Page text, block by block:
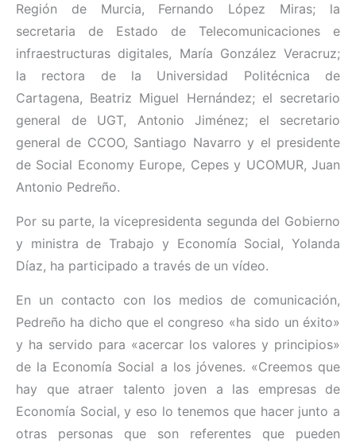
Región de Murcia, Fernando López Miras; la
secretaria de Estado de Telecomunicaciones e
infraestructuras digitales, María González Veracruz;
la rectora de la Universidad Politécnica de
Cartagena, Beatriz Miguel Hernández; el secretario
general de UGT, Antonio Jiménez; el secretario
general de CCOO, Santiago Navarro y el presidente
de Social Economy Europe, Cepes y UCOMUR, Juan
Antonio Pedreño.
Por su parte, la vicepresidenta segunda del Gobierno
y ministra de Trabajo y Economía Social, Yolanda
Díaz, ha participado a través de un vídeo.
En un contacto con los medios de comunicación,
Pedreño ha dicho que el congreso «ha sido un éxito»
y ha servido para «acercar los valores y principios»
de la Economía Social a los jóvenes. «Creemos que
hay que atraer talento joven a las empresas de
Economía Social, y eso lo tenemos que hacer junto a
otras personas que son referentes que pueden